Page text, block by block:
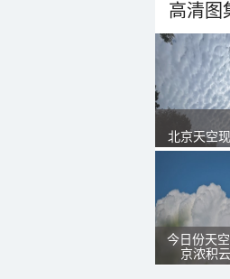
高清图
北京天空
今日份天
京浓积